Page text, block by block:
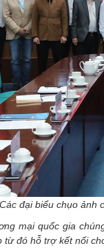
Các đại biểu chụo ảnh
mại quốc gia
từ đó hỗ trợ kết nối